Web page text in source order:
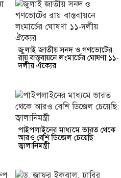
জুলাই জাতীয় সনদ ও গণভোটের
রায় বাস্তবায়নে লংমার্চের ঘোষণা ১১-
দলীয় ঐক্যের
পাইপলাইনের মাধ্যমে ভারত থেকে
আরও বেশি ডিজেল চেয়েছি:
জ্বালানিমন্ত্রী